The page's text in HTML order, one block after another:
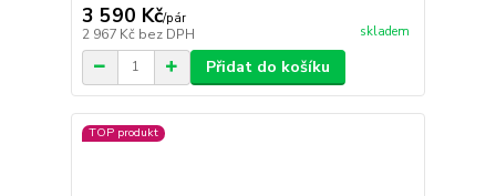
3 590 Kč/pár
2 967 Kč bez DPH skladem
Přidat do košíku
TOP produkt